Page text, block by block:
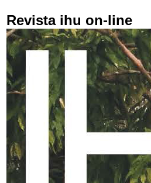
Revista ihu on-line